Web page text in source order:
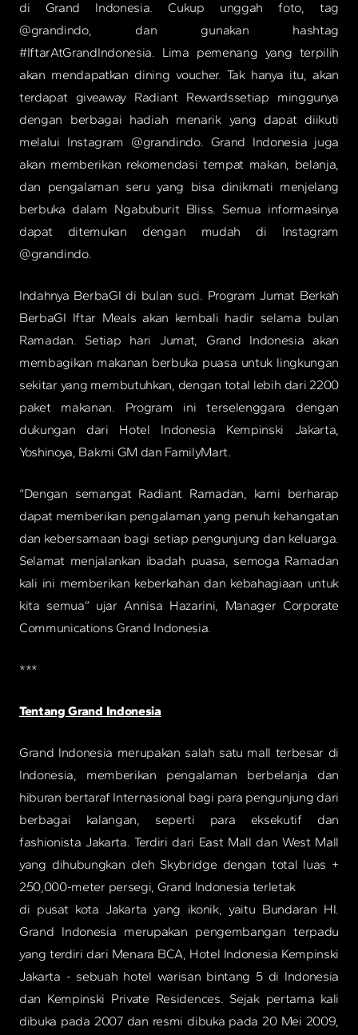
di Grand Indonesia. Cukup unggah foto, tag
@grandindo, dan gunakan hashtag
#IftarAtGrandIndonesia. Lima pemenang yang terpilih
akan mendapatkan dining voucher. Tak hanya itu, akan
terdapat giveaway Radiant Rewardssetiap minggunya
dengan berbagai hadiah menarik yang dapat diikuti
melalui Instagram @grandindo. Grand Indonesia juga
akan memberikan rekomendasi tempat makan, belanja,
dan pengalaman seru yang bisa dinikmati menjelang
berbuka dalam Ngabuburit Bliss. Semua informasinya
dapat ditemukan dengan mudah di Instagram
@grandindo.
Indahnya BerbaGI di bulan suci. Program Jumat Berkah
BerbaGI Iftar Meals akan kembali hadir selama bulan
Ramadan. Setiap hari Jumat, Grand Indonesia akan
membagikan makanan berbuka puasa untuk lingkungan
sekitar yang membutuhkan, dengan total lebih dari 2200
paket makanan. Program ini terselenggara dengan
dukungan dari Hotel Indonesia Kempinski Jakarta,
Yoshinoya, Bakmi GM dan FamilyMart.
“Dengan semangat Radiant Ramadan, kami berharap
dapat memberikan pengalaman yang penuh kehangatan
dan kebersamaan bagi setiap pengunjung dan keluarga.
Selamat menjalankan ibadah puasa, semoga Ramadan
kali ini memberikan keberkahan dan kebahagiaan untuk
kita semua” ujar Annisa Hazarini, Manager Corporate
Communications Grand Indonesia.
***
Tentang Grand Indonesia
Grand Indonesia merupakan salah satu mall terbesar di
Indonesia, memberikan pengalaman berbelanja dan
hiburan bertaraf Internasional bagi para pengunjung dari
berbagai kalangan, seperti para eksekutif dan
fashionista Jakarta. Terdiri dari East Mall dan West Mall
yang dihubungkan oleh Skybridge dengan total luas +
250,000-meter persegi, Grand Indonesia terletak
di pusat kota Jakarta yang ikonik, yaitu Bundaran HI.
Grand Indonesia merupakan pengembangan terpadu
yang terdiri dari Menara BCA, Hotel Indonesia Kempinski
Jakarta - sebuah hotel warisan bintang 5 di Indonesia
dan Kempinski Private Residences. Sejak pertama kali
dibuka pada 2007 dan resmi dibuka pada 20 Mei 2009,